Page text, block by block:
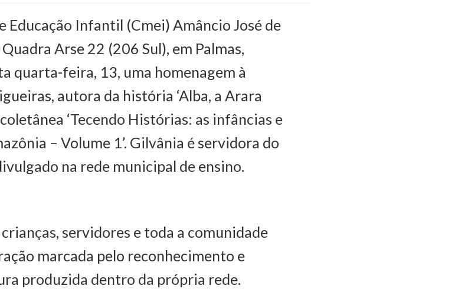
Educação Infantil (Cmei) Amâncio José de
Arse 22 (206 Sul), em Palmas,
quarta-feira, 13, uma homenagem à
autora da história ‘Alba, a Arara
‘Tecendo Histórias: as infâncias e
– Volume 1’. Gilvânia é servidora do
na rede municipal de ensino.
servidores e toda a comunidade
marcada pelo reconhecimento e
produzida dentro da própria rede.